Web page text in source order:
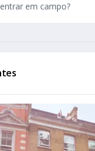
em campo?